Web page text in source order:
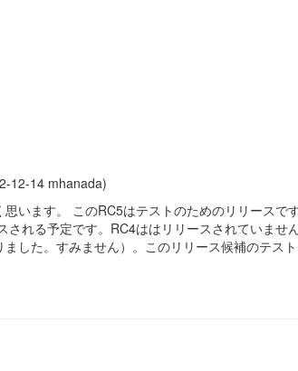
12-14 mhanada)
います。 このRC5はテストのためのリリースで
れる予定です。RC4ははリリースされていませ
した。すみません）。このリリース候補のテス